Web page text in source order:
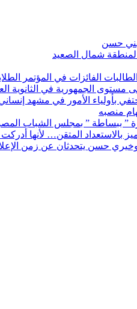
بني حسن
لمنطقة شمال الصعيد
الفائزات في المؤتمر
مستوى الجمهورية في الثانوية
بأولياء الأمور في مشهد
منصبه
ببساطة ” بمجلس الشباب
بالاستعداد المتقن… لأنها
حسن يتحدثان عن زمن